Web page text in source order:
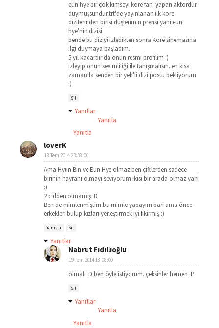
eun hye bir çok kimseyi kore fanı yapan aktördür.
duymuşsundur trt'de yayınlanan ilk kore
dizilerinden birisi düşlerimin prensi yani eun
hye'nin dizisi.
bende bu diziyi izledikten sonra Kore sinemasına
ilgi duymaya başladım.
5 yıl kadardır da onun resmi profilim :)
izleyip onun sevimliliği ile tanışmalısın. en kısa
zamanda senden bir yeh'li dizi postu bekliyorum
:)
Sil
Yanıtlar
Yanıtla
Yanıtla
loverK
18 Tem 2014 23:38:00
Ama Hyun Bin ve Eun Hye olmaz ben çiftlerden sadece
birinin hayranı olmayı seviyorum ikisi bir arada olmaz yani
:)
2 cidden olmamış :D
Ben de mimlenmiştim bu mimle yapayım bari ama önce
erkekleri bulup kızları yerleştirmek iyi fikirmiş :)
Yanıtla Sil
Yanıtlar
Nabrut Fıdıllıoğlu
19 Tem 2014 18:08:00
olmalı :D ben öyle istiyorum. çeksinler hemen :P
Sil
Yanıtlar
Yanıtla
Yanıtla